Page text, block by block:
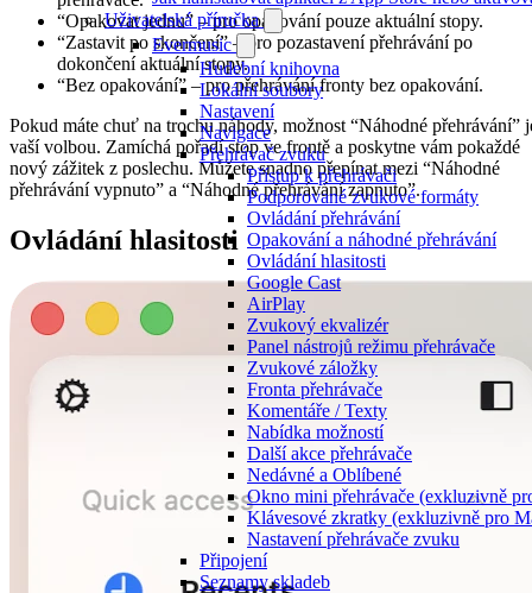
Uživatelská příručka
Evermusic
Hudební knihovna
Lokální soubory
Nastavení
Navigace
Přehrávač zvuku
Přístup k přehrávači
Podporované zvukové formáty
Ovládání přehrávání
Opakování a náhodné přehrávání
Ovládání hlasitosti
Google Cast
AirPlay
Zvukový ekvalizér
Panel nástrojů režimu přehrávače
Zvukové záložky
Fronta přehrávače
Komentáře / Texty
Nabídka možností
Další akce přehrávače
Nedávné a Oblíbené
Okno mini přehrávače (exkluzivně
Klávesové zkratky (exkluzivně pro
Nastavení přehrávače zvuku
Připojení
Seznamy skladeb
“Opakovat jednu” – pro opakování pouze aktuální stopy.
“Zastavit po skončení” – pro pozastavení přehrávání po
dokončení aktuální stopy.
“Bez opakování” – pro přehrávání fronty bez opakování.
Pokud máte chuť na trochu náhody, možnost “Náhodné přehrávání”
vaší volbou. Zamíchá pořadí stop ve frontě a poskytne vám pokaždé
nový zážitek z poslechu. Můžete snadno přepínat mezi “Náhodné
přehrávání vypnuto” a “Náhodné přehrávání zapnuto”.
Ovládání hlasitosti